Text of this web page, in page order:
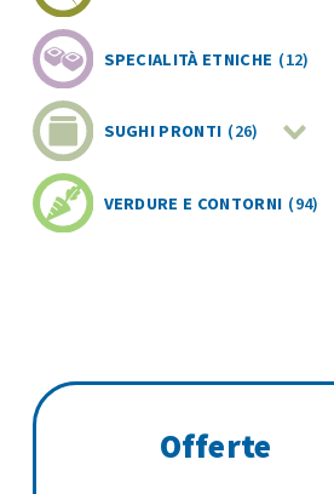
SPECIALITÀ ETNICHE (12)
SUGHI PRONTI (26)
VERDURE E CONTORNI (94)
Offerte